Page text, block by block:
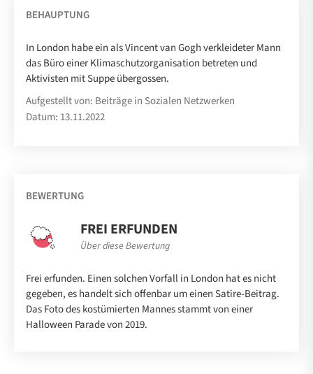
BEHAUPTUNG
In London habe ein als Vincent van Gogh verkleideter Mann
das Büro einer Klimaschutzorganisation betreten und
Aktivisten mit Suppe übergossen.
Aufgestellt von: Beiträge in Sozialen Netzwerken
Datum: 13.11.2022
BEWERTUNG
FREI ERFUNDEN
Über diese Bewertung
Frei erfunden. Einen solchen Vorfall in London hat es nicht
gegeben, es handelt sich offenbar um einen Satire-Beitrag.
Das Foto des kostümierten Mannes stammt von einer
Halloween Parade von 2019.